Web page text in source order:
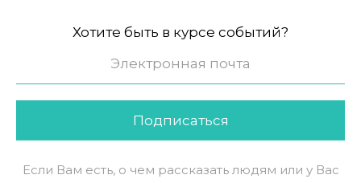
Хотите быть в курсе событий?
Подписаться
Если Вам есть, о чем рассказать людям или у Вас